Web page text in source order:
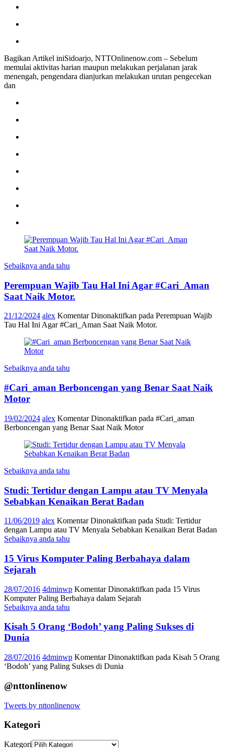
Bagikan Artikel iniSidoarjo, NTTOnlinenow.com – Sebelum
memulai aktivitas harian maupun melakukan perjalanan jarak
menengah, pengendara dianjurkan melakukan urutan pengecekan
dan
Sebaiknya anda tahu
Perempuan Wajib Tau Hal Ini Agar #Cari_Aman
Saat Naik Motor.
21/12/2024 alex Komentar Dinonaktifkan pada Perempuan Wajib
Tau Hal Ini Agar #Cari_Aman Saat Naik Motor.
Sebaiknya anda tahu
#Cari_aman Berboncengan yang Benar Saat Naik
Motor
19/02/2024 alex Komentar Dinonaktifkan pada #Cari_aman
Berboncengan yang Benar Saat Naik Motor
Sebaiknya anda tahu
Studi: Tertidur dengan Lampu atau TV Menyala
Sebabkan Kenaikan Berat Badan
11/06/2019 alex Komentar Dinonaktifkan pada Studi: Tertidur
dengan Lampu atau TV Menyala Sebabkan Kenaikan Berat Badan
Sebaiknya anda tahu
15 Virus Komputer Paling Berbahaya dalam
Sejarah
28/07/2016 4dminwp Komentar Dinonaktifkan pada 15 Virus
Komputer Paling Berbahaya dalam Sejarah
Sebaiknya anda tahu
Kisah 5 Orang ‘Bodoh’ yang Paling Sukses di
Dunia
28/07/2016 4dminwp Komentar Dinonaktifkan pada Kisah 5 Orang
‘Bodoh’ yang Paling Sukses di Dunia
@nttonlinenow
Tweets by nttonlinenow
Kategori
Kategori